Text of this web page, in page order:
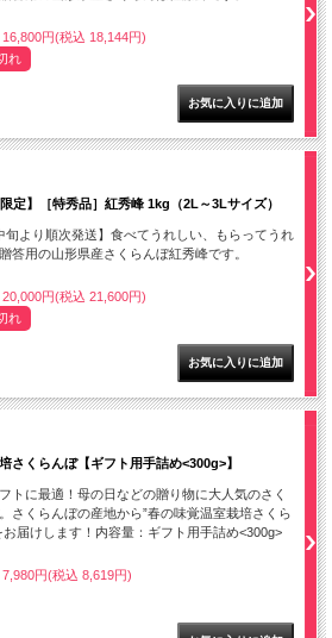
円(税込 18,144円)
れ
限定】［特秀品］紅秀峰 1kg（2L～3Lサイズ）
旬より順次発送】食べてうれしい、もらってうれ
答用の山形県産さくらんぼ紅秀峰です。
円(税込 21,600円)
れ
さくらんぼ【ギフト用手詰め<300g>】
トに最適！母の日などの贈り物に大人気のさく
さくらんぼの産地から”春の味覚温室栽培さくら
お届けします！内容量：ギフト用手詰め<300g>
円(税込 8,619円)